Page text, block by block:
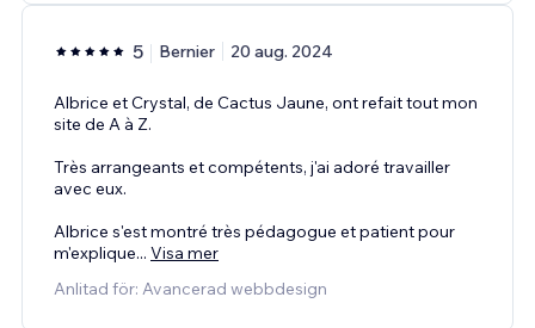
5 Bernier 20 aug. 2024
Albrice et Crystal, de Cactus Jaune, ont refait tout mon
site de A à Z.
Très arrangeants et compétents, j'ai adoré travailler
avec eux.
Albrice s'est montré très pédagogue et patient pour
m'explique... Visa mer
Anlitad för: Avancerad webbdesign